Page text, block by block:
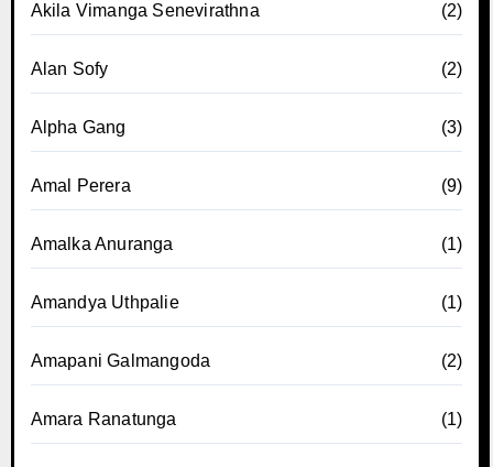
Akila Vimanga Senevirathna (2)
Alan Sofy (2)
Alpha Gang (3)
Amal Perera (9)
Amalka Anuranga (1)
Amandya Uthpalie (1)
Amapani Galmangoda (2)
Amara Ranatunga (1)